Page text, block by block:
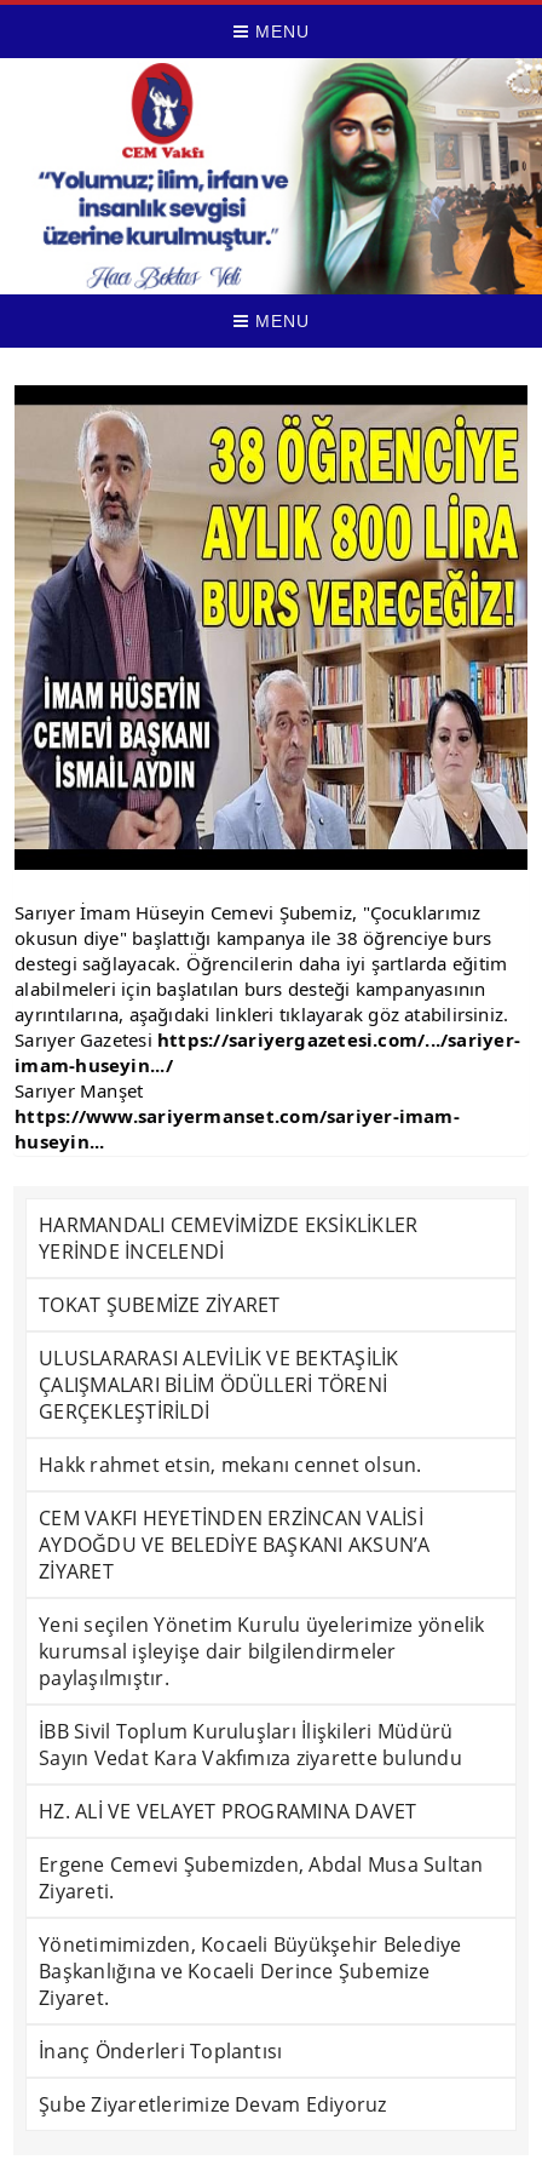
MENU
MENU
Sarıyer İmam Hüseyin Cemevi Şubemiz, "Çocuklarımız
okusun diye" başlattığı kampanya ile 38 öğrenciye burs
destegi sağlayacak. Öğrencilerin daha iyi şartlarda eğitim
alabilmeleri için başlatılan burs desteği kampanyasının
ayrıntılarına, aşağıdaki linkleri tıklayarak göz atabilirsiniz.
Sarıyer Gazetesi https://sariyergazetesi.com/.../sariyer-
imam-huseyin.../
Sarıyer Manşet
https://www.sariyermanset.com/sariyer-imam-
huseyin...
HARMANDALI CEMEVİMİZDE EKSİKLİKLER
YERİNDE İNCELENDİ
TOKAT ŞUBEMİZE ZİYARET
ULUSLARARASI ALEVİLİK VE BEKTAŞİLİK
ÇALIŞMALARI BİLİM ÖDÜLLERİ TÖRENİ
GERÇEKLEŞTİRİLDİ
Hakk rahmet etsin, mekanı cennet olsun.
CEM VAKFI HEYETİNDEN ERZİNCAN VALİSİ
AYDOĞDU VE BELEDİYE BAŞKANI AKSUN’A
ZİYARET
Yeni seçilen Yönetim Kurulu üyelerimize yönelik
kurumsal işleyişe dair bilgilendirmeler
paylaşılmıştır.
İBB Sivil Toplum Kuruluşları İlişkileri Müdürü
Sayın Vedat Kara Vakfımıza ziyarette bulundu
HZ. ALİ VE VELAYET PROGRAMINA DAVET
Ergene Cemevi Şubemizden, Abdal Musa Sultan
Ziyareti.
Yönetimimizden, Kocaeli Büyükşehir Belediye
Başkanlığına ve Kocaeli Derince Şubemize
Ziyaret.
İnanç Önderleri Toplantısı
Şube Ziyaretlerimize Devam Ediyoruz